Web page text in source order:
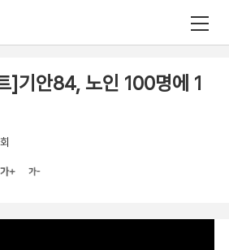
]기안84, 노인 100명에 1